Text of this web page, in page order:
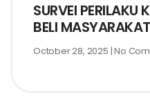
SURVEI
BELI
October 28, 2025 No